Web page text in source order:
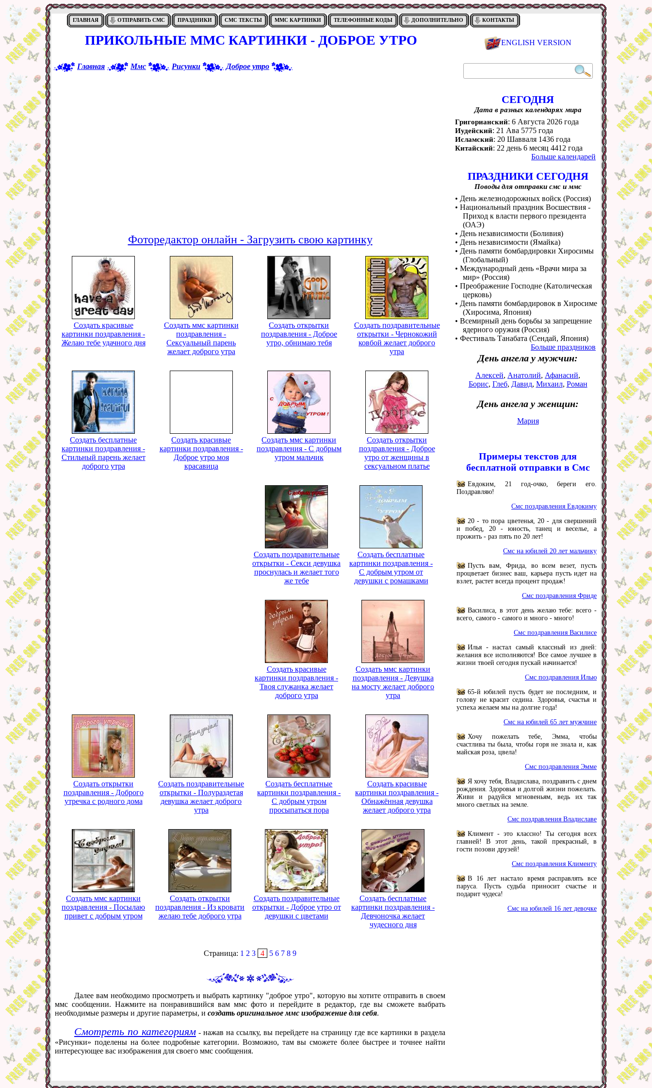
ГЛАВНАЯ ОТПРАВИТЬ СМС ПРАЗДНИКИ СМС ТЕКСТЫ ММС КАРТИНКИ ТЕЛЕФОННЫЕ КОДЫ ДОПОЛНИТЕЛЬНО КОНТАКТЫ
ПРИКОЛЬНЫЕ ММС КАРТИНКИ - ДОБРОЕ УТРО
Главная Ммс Рисунки Доброе утро
Фоторедактор онлайн - Загрузить свою картинку
Создать красивые
картинки поздравления -
Желаю тебе удачного дня
Создать ммс картинки
поздравления -
Сексуальный парень
желает доброго утра
Создать открытки
поздравления - Доброе
утро, обнимаю тебя
Создать поздравительные
открытки - Чернокожий
ковбой желает доброго
утра
Создать бесплатные
картинки поздравления -
Стильный парень желает
доброго утра
Создать красивые
картинки поздравления -
Доброе утро моя
красавица
Создать ммс картинки
поздравления - С добрым
утром мальчик
Создать открытки
поздравления - Доброе
утро от женщины в
сексуальном платье
Создать поздравительные
открытки - Секси девушка
проснулась и желает того
же тебе
Создать бесплатные
картинки поздравления -
С добрым утром от
девушки с ромашками
Создать красивые
картинки поздравления -
Твоя служанка желает
доброго утра
Создать ммс картинки
поздравления - Девушка
на мосту желает доброго
утра
Создать открытки
поздравления - Доброго
утречка с родного дома
Создать поздравительные
открытки - Полураздетая
девушка желает доброго
утра
Создать бесплатные
картинки поздравления -
С добрым утром
просыпаться пора
Создать красивые
картинки поздравления -
Обнажённая девушка
желает доброго утра
Создать ммс картинки
поздравления - Посылаю
привет с добрым утром
Создать открытки
поздравления - Из кровати
желаю тебе доброго утра
Создать поздравительные
открытки - Доброе утро от
девушки с цветами
Создать бесплатные
картинки поздравления -
Девчоночка желает
чудесного дня
Страница: 1 2 3 4 5 6 7 8 9
Далее вам необходимо просмотреть и выбрать картинку "доброе утро", которую вы хотите отправить в своем
ммс сообщении. Нажмите на понравившийся вам ммс фото и перейдите в редактор, где вы сможете выбрать
необходимые размеры и другие параметры, и создать оригинальное ммс изображение для себя.
Смотреть по категориям - нажав на ссылку, вы перейдете на страницу где все картинки в раздела
«Рисунки» поделены на более подробные категории. Возможно, там вы сможете более быстрее и точнее найти
интересующее вас изображения для своего ммс сообщения.
ENGLISH VERSION
СЕГОДНЯ
Дата в разных календарях мира
Григорианский: 6 Августа 2026 года
Иудейский: 21 Ава 5775 года
Исламский: 20 Шавваля 1436 года
Китайский: 22 день 6 месяц 4412 года
Больше календарей
ПРАЗДНИКИ СЕГОДНЯ
Поводы для отправки смс и ммс
• День железнодорожных войск (Россия)
• Национальный праздник Восшествия -
Приход к власти первого президента
(ОАЭ)
• День независимости (Боливия)
• День независимости (Ямайка)
• День памяти бомбардировки Хиросимы
(Глобальный)
• Международный день «Врачи мира за
мир» (Россия)
• Преображение Господне (Католическая
церковь)
• День памяти бомбардировок в Хиросиме
(Хиросима, Япония)
• Всемирный день борьбы за запрещение
ядерного оружия (Россия)
• Фестиваль Танабата (Сендай, Япония)
Больше праздников
День ангела у мужчин:
Алексей, Анатолий, Афанасий,
Борис, Глеб, Давид, Михаил, Роман
День ангела у женщин:
Мария
Примеры текстов для
бесплатной отправки в Смс
Евдоким, 21 год-очко, береги его.
Поздравляю!
Смс поздравления Евдокиму
20 - то пора цветенья, 20 - для свершений
и побед, 20 - юность, танец и веселье, а
прожить - раз пять по 20 лет!
Смс на юбилей 20 лет мальчику
Пусть вам, Фрида, во всем везет, пусть
процветает бизнес ваш, карьера пусть идет на
взлет, растет всегда процент продаж!
Смс поздравления Фриде
Василиса, в этот день желаю тебе: всего -
всего, самого - самого и много - много!
Смс поздравления Василисе
Илья - настал самый классный из дней:
желания все исполняются! Все самое лучшее в
жизни твоей сегодня пускай начинается!
Смс поздравления Илью
65-й юбилей пусть будет не последним, и
голову не красит седина. Здоровья, счастья и
успеха желаем мы на долгие года!
Смс на юбилей 65 лет мужчине
Хочу пожелать тебе, Эмма, чтобы
счастлива ты была, чтобы горя не знала и, как
майская роза, цвела!
Смс поздравления Эмме
Я хочу тебя, Владислава, поздравить с днем
рождения. Здоровья и долгой жизни пожелать.
Живи и радуйся мгновеньям, ведь их так
много светлых на земле.
Смс поздравления Владиславе
Климент - это классно! Ты сегодня всех
главней! В этот день, такой прекрасный, в
гости позови друзей!
Смс поздравления Клименту
В 16 лет настало время расправлять все
паруса. Пусть судьба приносит счастье и
подарит чудеса!
Смс на юбилей 16 лет девочке